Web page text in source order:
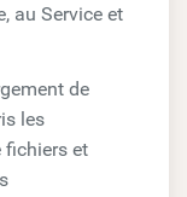
au Service et
de
les
fichiers et